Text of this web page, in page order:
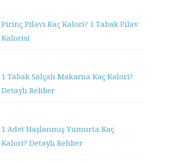
Pirinç Pilavı Kaç Kalori? 1 Tabak Pilav
Kalorisi
1 Tabak Salçalı Makarna Kaç Kalori?
Detaylı Rehber
1 Adet Haşlanmış Yumurta Kaç
Kalori? Detaylı Rehber